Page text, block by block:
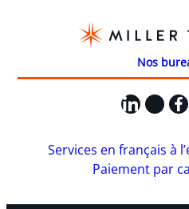
Nos
X
Services en français à
Paiement par